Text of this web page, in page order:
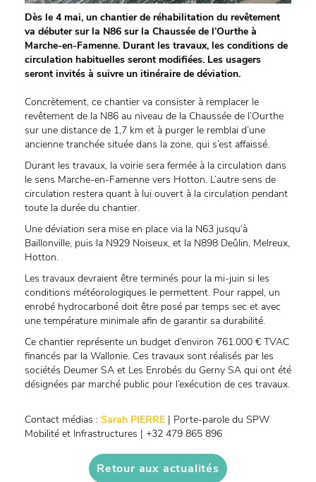
Dès le 4 mai, un chantier de réhabilitation du revêtement
va débuter sur la N86 sur la Chaussée de l’Ourthe à
Marche-en-Famenne. Durant les travaux, les conditions de
circulation habituelles seront modifiées. Les usagers
seront invités à suivre un itinéraire de déviation.
Concrètement, ce chantier va consister à remplacer le
revêtement de la N86 au niveau de la Chaussée de l’Ourthe
sur une distance de 1,7 km et à purger le remblai d’une
ancienne tranchée située dans la zone, qui s’est affaissé.
Durant les travaux, la voirie sera fermée à la circulation dans
le sens Marche-en-Famenne vers Hotton. L’autre sens de
circulation restera quant à lui ouvert à la circulation pendant
toute la durée du chantier.
Une déviation sera mise en place via la N63 jusqu’à
Baillonville, puis la N929 Noiseux, et la N898 Deûlin, Melreux,
Hotton.
Les travaux devraient être terminés pour la mi-juin si les
conditions météorologiques le permettent. Pour rappel, un
enrobé hydrocarboné doit être posé par temps sec et avec
une température minimale afin de garantir sa durabilité.
Ce chantier représente un budget d’environ 761.000 € TVAC
financés par la Wallonie. Ces travaux sont réalisés par les
sociétés Deumer SA et Les Enrobés du Gerny SA qui ont été
désignées par marché public pour l’exécution de ces travaux.
Contact médias : Sarah PIERRE | Porte-parole du SPW
Mobilité et Infrastructures | +32 479 865 896
Retour aux actualités